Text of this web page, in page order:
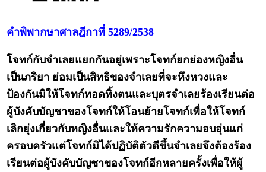
คำพิพากษาศาลฎีกาที่ 5289/2538
โจทก์กับจำเลยแยกกันอยู่เพราะโจทก์ยกย่องหญิงอื่น
เป็นภริยา ย่อมเป็นสิทธิของจำเลยที่จะหึงหวงและ
ป้องกันมิให้โจทก์ทอดทิ้งตนและบุตรจำเลยร้องเรียนต่อ
ผู้บังคับบัญชาของโจทก์ให้โอนย้ายโจทก์เพื่อให้โจทก์
เลิกยุ่งเกี่ยวกับหญิงอื่นและให้ความรักความอบอุ่นแก่
ครอบครัวแต่โจทก์มิได้ปฏิบัติตัวดีขึ้นจำเลยจึงต้องร้อง
เรียนต่อผู้บังคับบัญชาของโจทก์อีกหลายครั้งเพื่อให้ผู้